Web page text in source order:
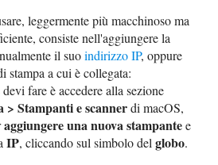
leggermente più macchinoso ma
consiste nell'aggiungere la
il suoindirizzo IP, oppure
stampa a cui è collegata:
fare è accedere alla sezione
> Stampanti e scannerdi macOS,
aggiungere una nuova stampantee
IP, cliccando sul simbolo delglobo.